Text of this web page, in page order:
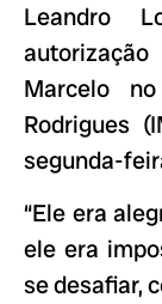
Leandro
Marcelo
Rodrigues
segunda-
“Ele era
ele era
se desafiar,